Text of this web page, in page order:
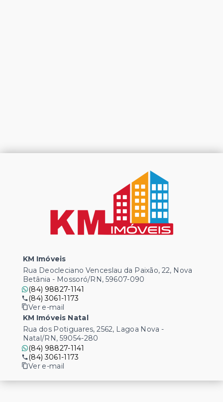
KM Imóveis
Rua Deocleciano Venceslau da Paixão, 22, Nova
Betânia - Mossoró/RN, 59607-090
(84) 98827-1141
(84) 3061-1173
Ver e-mail
KM Imóveis Natal
Rua dos Potiguares, 2562, Lagoa Nova -
Natal/RN, 59054-280
(84) 98827-1141
(84) 3061-1173
Ver e-mail